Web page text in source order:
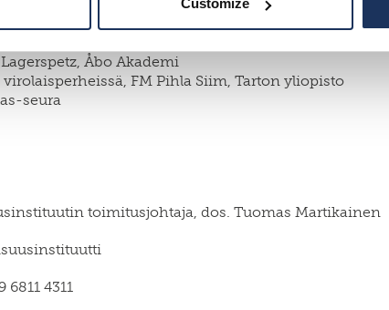
Customize
seura
Åbo Akademi
FM Pihla Siim, Tarton yliopisto
seura
toimitusjohtaja, dos. Tuomas Martikainen
4311